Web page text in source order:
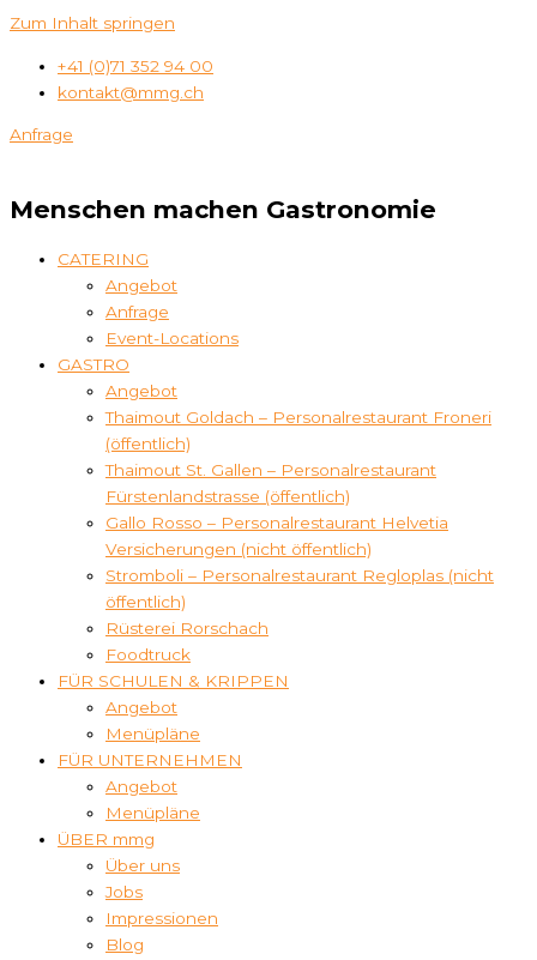
Zum Inhalt springen
+41 (0)71 352 94 00
kontakt@mmg.ch
Anfrage
Menschen machen Gastronomie
CATERING
Angebot
Anfrage
Event-Locations
GASTRO
Angebot
Thaimout Goldach – Personalrestaurant Froneri
(öffentlich)
Thaimout St. Gallen – Personalrestaurant
Fürstenlandstrasse (öffentlich)
Gallo Rosso – Personalrestaurant Helvetia
Versicherungen (nicht öffentlich)
Stromboli – Personalrestaurant Regloplas (nicht
öffentlich)
Rüsterei Rorschach
Foodtruck
FÜR SCHULEN & KRIPPEN
Angebot
Menüpläne
FÜR UNTERNEHMEN
Angebot
Menüpläne
ÜBER mmg
Über uns
Jobs
Impressionen
Blog